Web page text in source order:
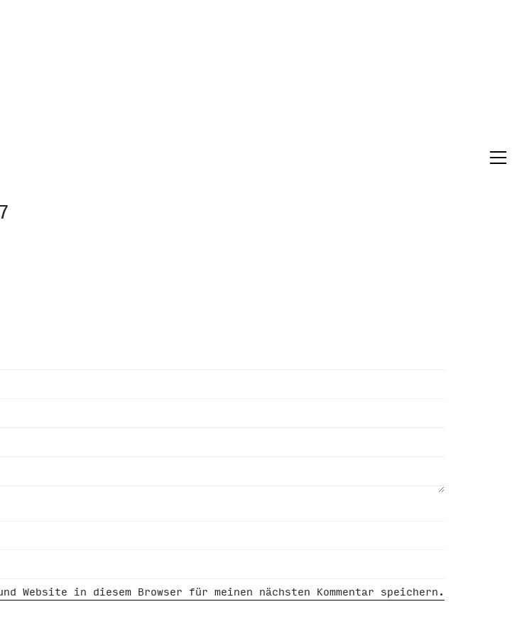
Website in diesem Browser für meinen nächsten Kommentar speichern.